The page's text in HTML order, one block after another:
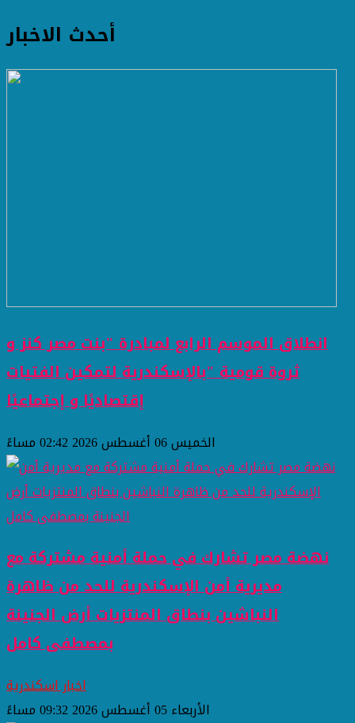
أحدث الاخبار
انطلاق الموسم الرابع لمبادرة "بنت مصر كنز و
ثروة قومية "بالإسكندرية لتمكين الفتيات
إقتصاديًا و إجتماعيًا
الخميس 06 أغسطس 2026 02:42 مساءً
نهضة مصر تشارك في حملة أمنية مشتركة مع
مديرية أمن الإسكندرية للحد من ظاهرة
النباشين بنطاق المنتزيات أرض الجنينة
بمصطفى كامل
اخبار اسكندرية
الأربعاء 05 أغسطس 2026 09:32 مساءً